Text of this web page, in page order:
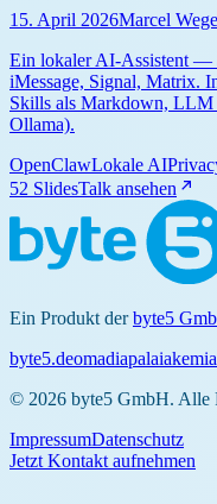
15. April 2026Marcel Wege
Ein lokaler AI-Assistent —
iMessage, Signal, Matrix.
Skills als Markdown,
Ollama).
OpenClawLokale AI
52 SlidesTalk ansehen
Ein Produkt der byte5
byte5.deomadiapalaiakemia
© 2026 byte5 GmbH. Alle
ImpressumDatenschutz
Jetzt Kontakt aufnehmen